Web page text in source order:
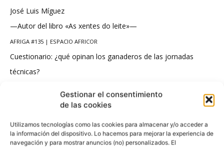
Gestionar el consentimiento
de las cookies
Utilizamos tecnologías como las cookies para almacenar y/o acceder a
la información del dispositivo. Lo hacemos para mejorar la experiencia de
navegación y para mostrar anuncios (no) personalizados. El
José Luis Míguez
—Autor del libro «As xentes do leite»—
AFRIGA #135 | ESPACIO AFRICOR
Cuestionario: ¿qué opinan los ganaderos de las jornadas
técnicas?
MOEXMU 2018: Las muestras de maquinaria, vistas por los
AFRIGA #135 | ESPACIO AFRICOR